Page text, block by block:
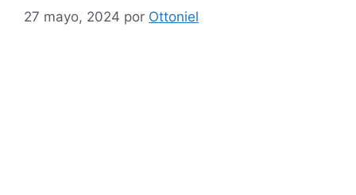
27 mayo, 2024 por Ottoniel